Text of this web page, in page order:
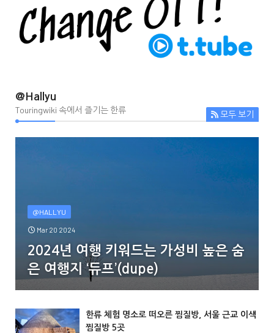
@Hallyu
Touringwiki 속에서 즐기는 한류 모두 보기
@HALLYU
Mar 20 2024
2024년 여행 키워드는 가성비 높은 숨
은 여행지 ‘듀프’(dupe)
한류 체험 명소로 떠오른 찜질방, 서울 근교 이색
찜질방 5곳